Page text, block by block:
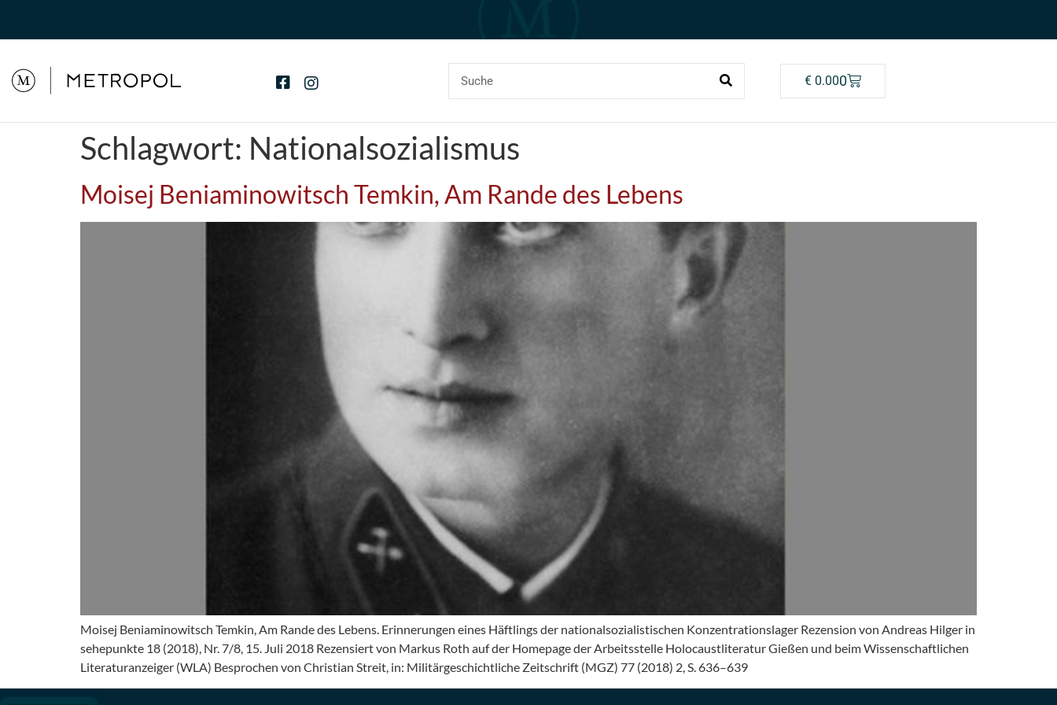
€0.000
Schlagwort: Nationalsozialismus
Moisej Beniaminowitsch Temkin, Am Rande des Lebens
Moisej Beniaminowitsch Temkin, Am Rande des Lebens. Erinnerungen eines Häftlings der nationalsozialistischen Konzentrationslager Rezension von Andreas Hilger in
sehepunkte 18 (2018), Nr. 7/8, 15. Juli 2018 Rezensiert von Markus Roth auf der Homepage der Arbeitsstelle Holocaustliteratur Gießen und beim Wissenschaftlichen
Literaturanzeiger (WLA) Besprochen von Christian Streit, in: Militärgeschichtliche Zeitschrift (MGZ) 77 (2018) 2, S. 636–639